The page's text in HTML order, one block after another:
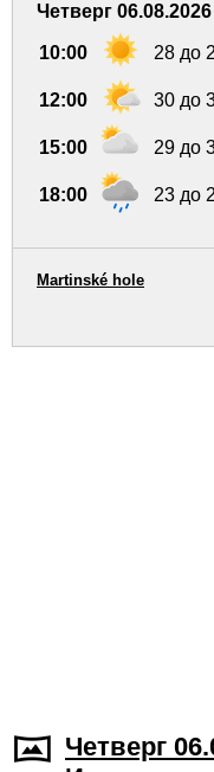
Четверг
10:00 28 до
12:00 30 до
15:00 29 до
18:00 23 до
Martinské hole
Четверг